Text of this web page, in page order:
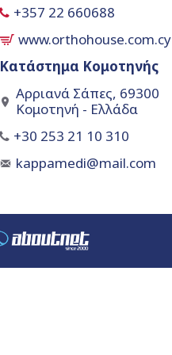
+357 22 660688
www.orthohouse.com.cy
Κατάστημα Κομοτηνής
Αρριανά Σάπες, 69300
Κομοτηνή - Ελλάδα
+30 253 21 10 310
kappamedi@mail.com